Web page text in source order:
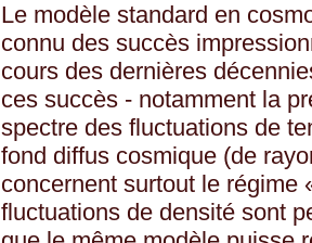
Le modèle standard en
connu des succès
cours des dernières
ces succès - notamment la
spectre des fluctuations de
fond diffus cosmique (de
concernent surtout le régime
fluctuations de densité sont